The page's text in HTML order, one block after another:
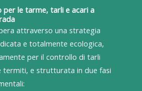
per le tarme, tarli e acari a
attraverso una strategia
e totalmente ecologica,
per il controllo di tarli
termiti, e strutturata in due fasi